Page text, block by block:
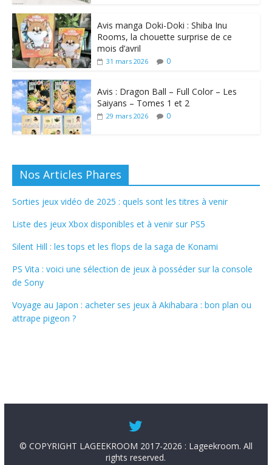
Avis manga Doki-Doki : Shiba Inu
Rooms, la chouette surprise de ce
mois d’avril
31 mars 2026 0
Avis : Dragon Ball – Full Color – Les
Saiyans – Tomes 1 et 2
29 mars 2026 0
Nos Articles Phares
Sorties jeux vidéo de 2025 : quels sont les titres à venir
Liste des jeux Xbox disponibles et à venir sur PS5
Silent Hill : les tops et les flops de la saga de Konami
PS Vita : voici une sélection de jeux à posséder sur la console
de Sony
Voyage au Japon : acheter ses jeux à Akihabara : bon plan ou
attrape pigeon ?
© COPYRIGHT LAGEEKROOM 2017-2026 : Lageekroom. All
rights reserved.